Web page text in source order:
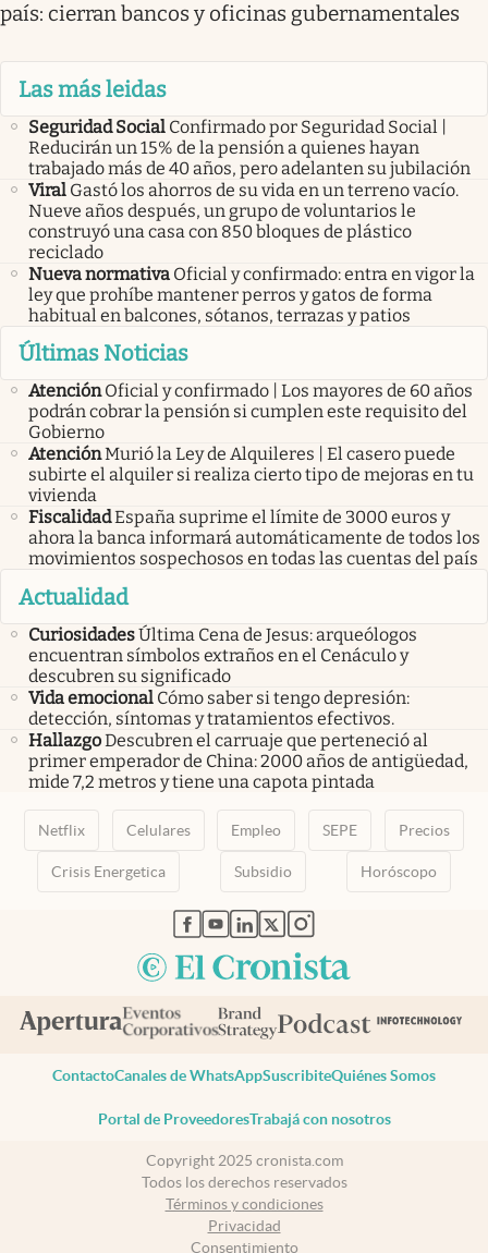
país: cierran bancos y oficinas gubernamentales
Las más leidas
Seguridad Social Confirmado por Seguridad Social |
Reducirán un 15% de la pensión a quienes hayan
trabajado más de 40 años, pero adelanten su jubilación
Viral Gastó los ahorros de su vida en un terreno vacío.
Nueve años después, un grupo de voluntarios le
construyó una casa con 850 bloques de plástico
reciclado
Nueva normativa Oficial y confirmado: entra en vigor la
ley que prohíbe mantener perros y gatos de forma
habitual en balcones, sótanos, terrazas y patios
Últimas Noticias
Atención Oficial y confirmado | Los mayores de 60 años
podrán cobrar la pensión si cumplen este requisito del
Gobierno
AtenciónMurió la Ley de Alquileres | El casero puede
subirte el alquiler si realiza cierto tipo de mejoras en tu
vivienda
FiscalidadEspaña suprime el límite de 3000 euros y
ahora la banca informará automáticamente de todos los
movimientos sospechosos en todas las cuentas del país
Actualidad
CuriosidadesÚltima Cena de Jesus: arqueólogos
encuentran símbolos extraños en el Cenáculo y
descubren su significado
Vida emocional Cómo saber si tengo depresión:
detección, síntomas y tratamientos efectivos.
HallazgoDescubren el carruaje que perteneció al
primer emperador de China: 2000 años de antigüedad,
mide 7,2 metros y tiene una capota pintada
Netflix Celulares Empleo SEPE Precios
Crisis Energetica Subsidio Horóscopo
abre en nueva pestaña
abre en nueva pestaña
abre en nueva pestaña
abre en nueva pestaña
abre en nueva pestaña
ContactoCanales de WhatsAppSuscribiteQuiénes Somos
Portal de ProveedoresTrabajá con nosotros
Copyright 2025 cronista.com
Todos los derechos reservados
Términos y condiciones
Privacidad
Consentimiento